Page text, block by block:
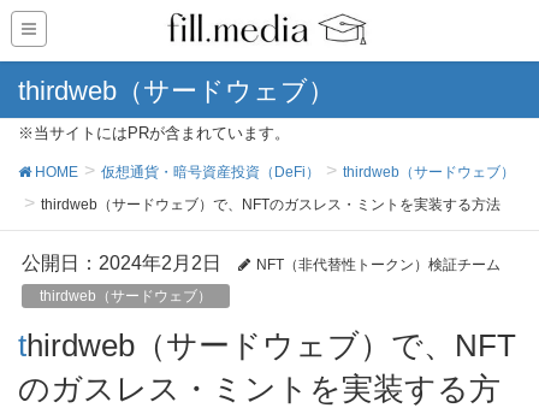
thirdweb（サードウェブ）
※当サイトにはPRが含まれています。
HOME 仮想通貨・暗号資産投資（DeFi）
thirdweb（サードウェブ）
thirdweb（サードウェブ）で、NFTのガスレス・ミントを実装する方法
公開日： 2024年2月2日
NFT（非代替性トークン）検証チーム
thirdweb（サードウェブ）
thirdweb（サードウェブ）で、NFT
のガスレス・ミントを実装する方